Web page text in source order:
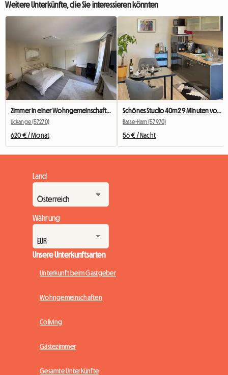
Weitere Unterkünfte, die Sie interessieren könnten
Zimmer in einer Wohngemeinschaft, 30 Minuten von Luxemburg-Stadt entfernt
Uckange (57270)
620 € / Monat
Schönes Studio 40m2 9 Minuten von Thionville und 10 Minuten von Cattenom entfernt
Basse-Ham (57970)
56 € / Nacht
Land
Währung
Unsere Unterkunftsarten
Unterkunft beim Gastgeber
Wohngemeinschaften
Coliving
Gästezimmer
Gesamte Unterkünfte